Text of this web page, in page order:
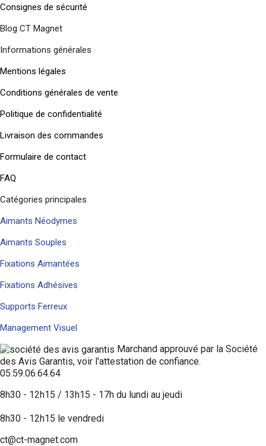
Consignes de sécurité
Blog CT Magnet
Informations générales
Mentions légales
Conditions générales de vente
Politique de confidentialité
Livraison des commandes
Formulaire de contact
FAQ
Catégories principales
Aimants Néodymes
Aimants Souples
Fixations Aimantées
Fixations Adhésives
Supports Ferreux
Management Visuel
Marchand approuvé par la Société
des Avis Garantis, voir l'attestation de confiance.
05.59.06.64.64
8h30 - 12h15 / 13h15 - 17h du lundi au jeudi
8h30 - 12h15 le vendredi
ct@ct-magnet.com